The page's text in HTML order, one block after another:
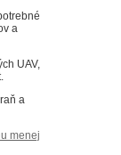
a
UAV,
a
menej